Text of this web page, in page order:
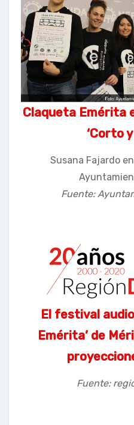
Claqueta Emérita
‘Corto
Susana Fajardo
Fuente:
El festival
Emérita’ de
Fuente: